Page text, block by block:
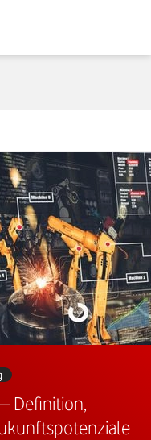
Definition,